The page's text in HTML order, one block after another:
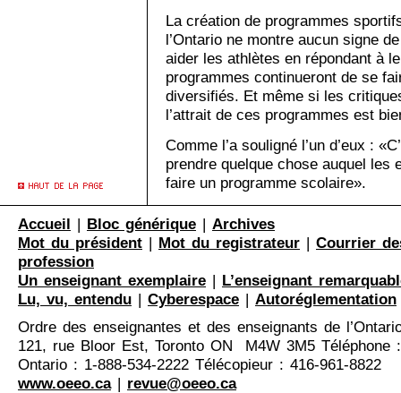
La création de programmes
l’Ontario ne montre aucun signe
aider les athlètes en répondant à
programmes continueront de se
diversifiés. Et même si les
l’attrait de ces programmes est
Comme l’a souligné l’un d’eux :
prendre quelque chose auquel les
faire un programme scolaire».
Accueil | Bloc générique | Archives
Mot du président | Mot du registrateur | Courrier
profession
Un enseignant exemplaire | L’enseignant
Lu, vu, entendu | Cyberespace | Autoréglementation
Ordre des enseignantes et des enseignants de
121, rue Bloor Est, Toronto ON M4W 3M5 Téléphone
Ontario : 1-888-534-2222 Télécopieur : 416-961-8822
www.oeeo.ca| revue@oeeo.ca